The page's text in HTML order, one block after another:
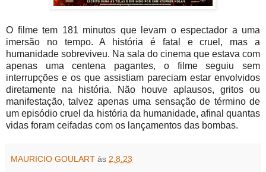
O filme tem 181 minutos que levam o espectador a uma
imersão no tempo. A história é fatal e cruel, mas a
humanidade sobreviveu. Na sala do cinema que estava com
apenas uma centena pagantes, o filme seguiu sem
interrupções e os que assistiam pareciam estar envolvidos
diretamente na história. Não houve aplausos, gritos ou
manifestação, talvez apenas uma sensação de término de
um episódio cruel da história da humanidade, afinal quantas
vidas foram ceifadas com os lançamentos das bombas.
MAURICIO GOULART às 2.8.23